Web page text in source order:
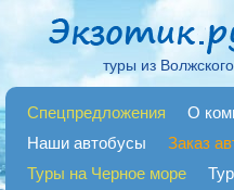
туры из Волжского
Спецпредложения О
Наши автобусы
Заказ
Туры на Черное море